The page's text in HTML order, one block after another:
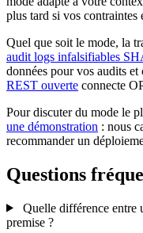
plus tard si vos contraintes
Quel que soit le mode, la
audit logs infalsifiables
données pour vos audits
REST ouverte connecte
Pour discuter du mode le
une démonstration : nous
recommander un
Questions
Quelle différence
premise ?